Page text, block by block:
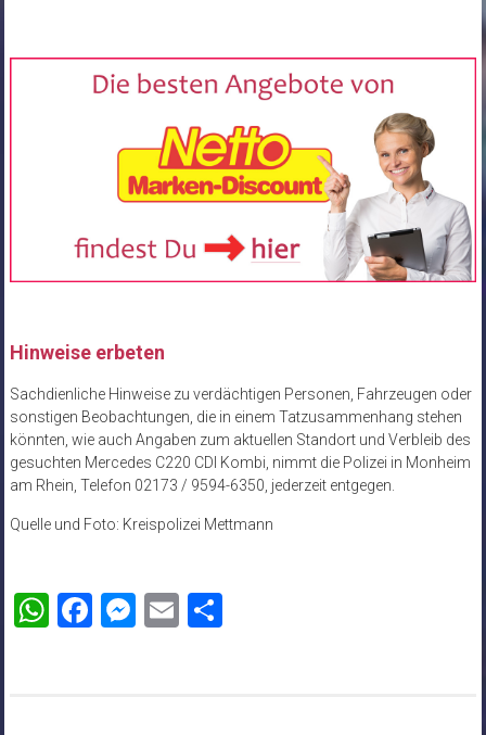
Hinweise erbeten
Sachdienliche Hinweise zu verdächtigen Personen, Fahrzeugen oder
sonstigen Beobachtungen, die in einem Tatzusammenhang stehen
könnten, wie auch Angaben zum aktuellen Standort und Verbleib des
gesuchten Mercedes C220 CDI Kombi, nimmt die Polizei in Monheim
am Rhein, Telefon 02173 / 9594-6350, jederzeit entgegen.
Quelle und Foto: Kreispolizei Mettmann
WhatsApp
Facebook
Messenger
Email